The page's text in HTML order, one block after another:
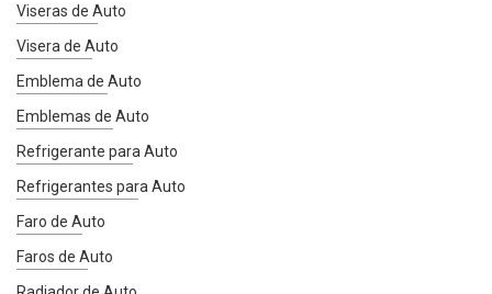
Viseras de Auto
Visera de Auto
Emblema de Auto
Emblemas de Auto
Refrigerante para Auto
Refrigerantes para Auto
Faro de Auto
Faros de Auto